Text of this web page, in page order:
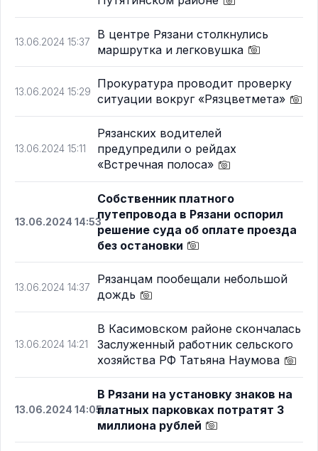
13.06.2024 15:37
В центре Рязани столкнулись
маршрутка и легковушка
13.06.2024 15:29
Прокуратура проводит проверку
ситуации вокруг «Рязцветмета»
13.06.2024 15:11
Рязанских водителей
предупредили о рейдах
«Встречная полоса»
13.06.2024 14:53
Собственник платного
путепровода в Рязани оспорил
решение суда об оплате проезда
без остановки
13.06.2024 14:37
Рязанцам пообещали небольшой
дождь
13.06.2024 14:21
В Касимовском районе скончалась
Заслуженный работник сельского
хозяйства РФ Татьяна Наумова
13.06.2024 14:05
В Рязани на установку знаков на
платных парковках потратят 3
миллиона рублей